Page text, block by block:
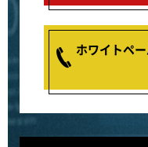
ホワイトペ